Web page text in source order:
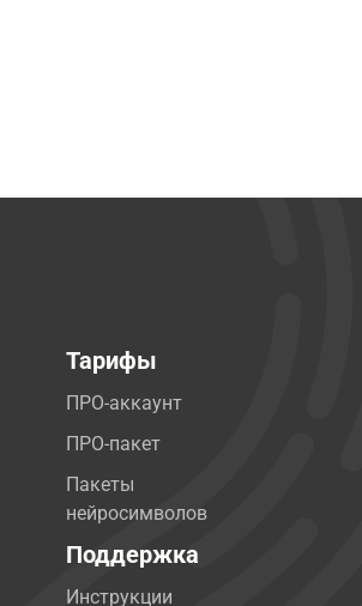
Тарифы
ПРО-аккаунт
ПРО-пакет
Пакеты
нейросимволов
Поддержка
Инструкции